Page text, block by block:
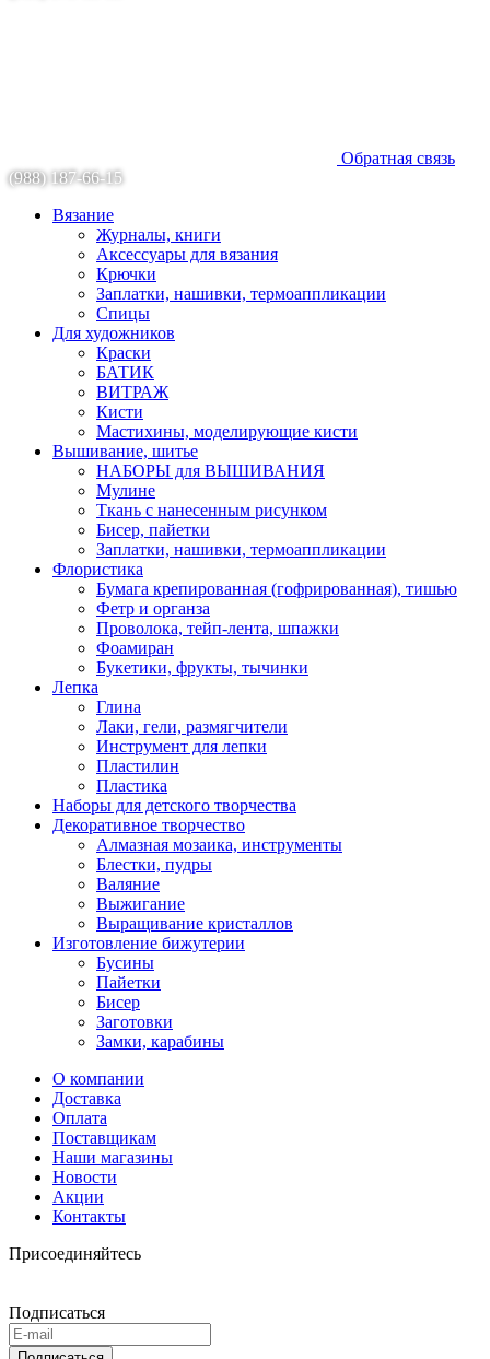
Обратная связь
(988) 187-66-15
Вязание
Журналы, книги
Аксессуары для вязания
Крючки
Заплатки, нашивки, термоаппликации
Спицы
Для художников
Краски
БАТИК
ВИТРАЖ
Кисти
Мастихины, моделирующие кисти
Вышивание, шитье
НАБОРЫ для ВЫШИВАНИЯ
Мулине
Ткань с нанесенным рисунком
Бисер, пайетки
Заплатки, нашивки, термоаппликации
Флористика
Бумага крепированная (гофрированная), тишью
Фетр и органза
Проволока, тейп-лента, шпажки
Фоамиран
Букетики, фрукты, тычинки
Лепка
Глина
Лаки, гели, размягчители
Инструмент для лепки
Пластилин
Пластика
Наборы для детского творчества
Декоративное творчество
Алмазная мозаика, инструменты
Блестки, пудры
Валяние
Выжигание
Выращивание кристаллов
Изготовление бижутерии
Бусины
Пайетки
Бисер
Заготовки
Замки, карабины
О компании
Доставка
Оплата
Поставщикам
Наши магазины
Новости
Акции
Контакты
Присоединяйтесь
Подписаться